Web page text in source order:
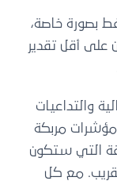
بصورة خاصة،
في 2023، ستكون على أقل تقدير
والتداعيات
مربكة
التي ستكون
مع كل